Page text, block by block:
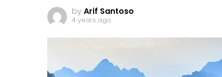
byArif Santoso
4 years ago